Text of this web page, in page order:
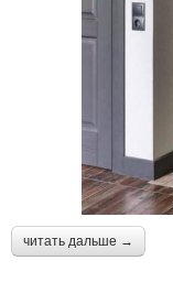
читать дальше →